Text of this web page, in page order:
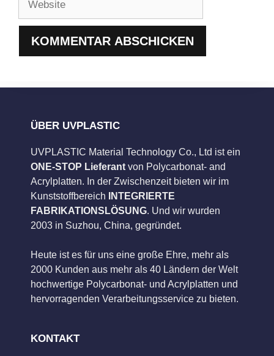
ÜBER UVPLASTIC
UVPLASTIC Material Technology Co., Ltd ist ein
ONE-STOP Lieferant von Polycarbonat- and
Acrylplatten. In der Zwischenzeit bieten wir im
Kunststoffbereich
INTEGRIERTE
FABRIKATIONSLÖSUNG. Und wir wurden
2003 in Suzhou, China, gegründet.
Heute ist es für uns eine große Ehre, mehr als
2000 Kunden aus mehr als 40 Ländern der Welt
hochwertige Polycarbonat- und Acrylplatten und
hervorragenden Verarbeitungsservice zu bieten.
KONTAKT